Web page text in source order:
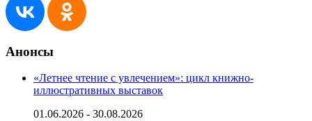
Анонсы
«Летнее чтение с увлечением»: цикл книжно-
иллюстративных выставок
01.06.2026 - 30.08.2026